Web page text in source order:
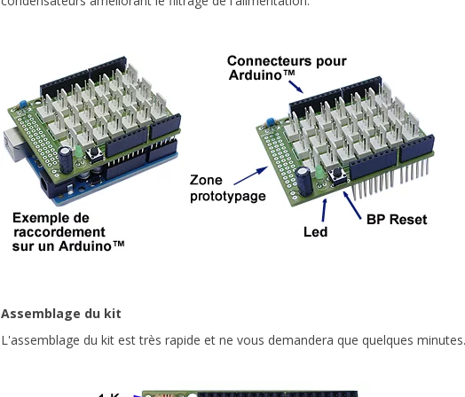
Assemblage du kit
L'assemblage du kit est très rapide et ne vous demandera que quelques